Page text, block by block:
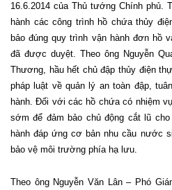
16.6.2014 của Thủ tướng Chính phủ.
hành các công trình hồ chứa thủy
bảo đúng quy trình vận hành đơn hồ
đã được duyệt. Theo ông Nguyễn
Thương, hầu hết chủ đập thủy điện
pháp luật về quản lý an toàn đập,
hành. Đối với các hồ chứa có nhiệm
sớm để đảm bảo chủ động cắt lũ
hành đáp ứng cơ bản nhu cầu nước
bảo vệ môi trường phía hạ lưu.
Theo ông Nguyễn Văn Lân – Phó